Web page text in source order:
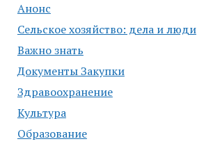
Анонс
Сельское хозяйство: дела и люди
Важно знать
Документы Закупки
Здравоохранение
Культура
Образование